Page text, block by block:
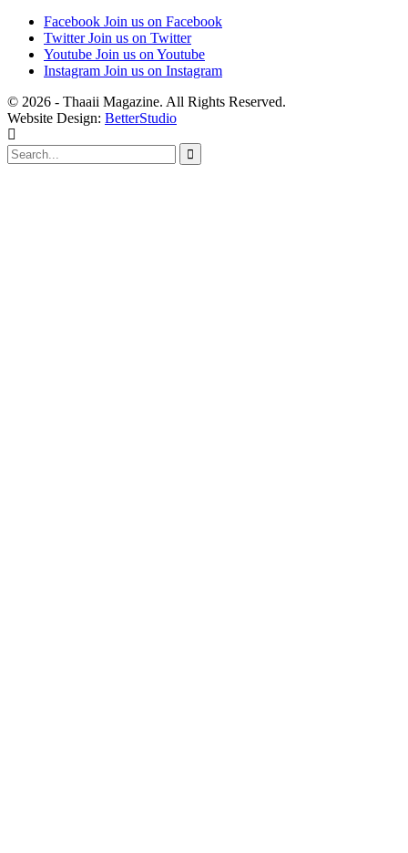
Facebook Join us on Facebook
Twitter Join us on Twitter
Youtube Join us on Youtube
Instagram Join us on Instagram
© 2026 - Thaaii Magazine. All Rights Reserved.
Website Design: BetterStudio